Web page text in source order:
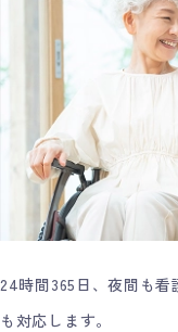
24時間365日、夜間も
も対応します。